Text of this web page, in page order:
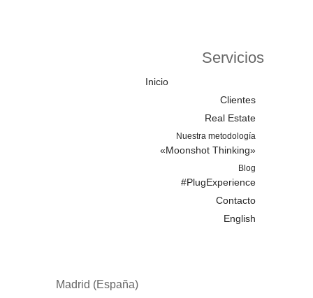
Madrid (España)
Servicios
Inicio
Clientes
Real Estate
Nuestra metodología
«Moonshot Thinking»
Blog
#PlugExperience
Contacto
English